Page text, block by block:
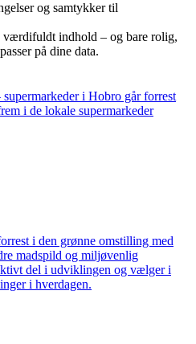
og samtykker til
værdifuldt indhold – og bare rolig,
på dine data.
i Hobro går forrest
i de lokale supermarkeder
i den grønne omstilling med
madspild og miljøvenlig
del i udviklingen og vælger i
i hverdagen.